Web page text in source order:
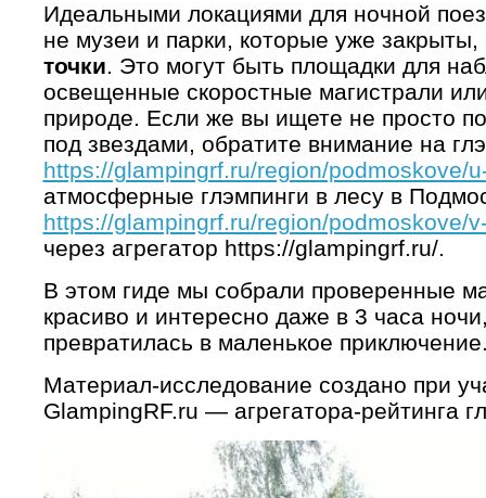
Идеальными локациями для ночной
не музеи и парки, которые уже
точки. Это могут быть площадки для
освещенные скоростные магистрали
природе. Если же вы ищете не просто
под звездами, обратите внимание на
https://glampingrf.ru/region/podmoskove/
атмосферные глэмпинги в лесу в
https://glampingrf.ru/region/podmoskove/
через агрегатор https://glampingrf.ru/.
В этом гиде мы собрали проверенные
красиво и интересно даже в 3 часа
превратилась в маленькое
Материал-исследование создано при
GlampingRF.ru — агрегатора-рейтинга